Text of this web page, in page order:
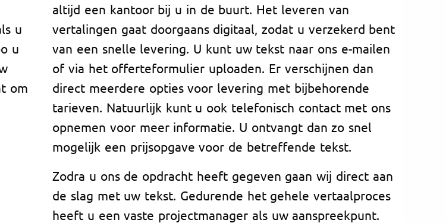
u
u
om
altijd een kantoor bij u in de buurt. Het leveren van
vertalingen gaat doorgaans digitaal, zodat u verzekerd bent
van een snelle levering. U kunt uw tekst naar ons e-mailen
of via het offerteformulier uploaden. Er verschijnen dan
direct meerdere opties voor levering met bijbehorende
tarieven. Natuurlijk kunt u ook telefonisch contact met ons
opnemen voor meer informatie. U ontvangt dan zo snel
mogelijk een prijsopgave voor de betreffende tekst.
Zodra u ons de opdracht heeft gegeven gaan wij direct aan
de slag met uw tekst. Gedurende het gehele vertaalproces
heeft u een vaste projectmanager als uw aanspreekpunt.